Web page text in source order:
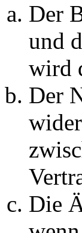
Der
und
wird
Der
Die